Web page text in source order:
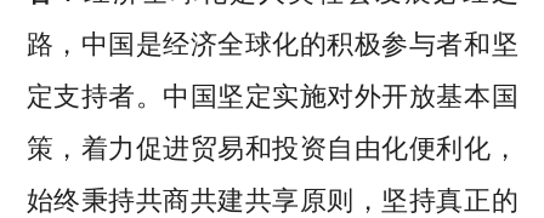
路，中国是经济全球化的积极参与者和坚
定支持者。中国坚定实施对外开放基本国
策，着力促进贸易和投资自由化便利化，
始终秉持共商共建共享原则，坚持真正的